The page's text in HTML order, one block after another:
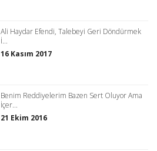
Ali Haydar Efendi, Talebeyi Geri Döndürmek
İ...
16 Kasım 2017
Benim Reddiyelerim Bazen Sert Oluyor Ama
İçer...
21 Ekim 2016